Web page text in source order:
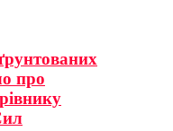
про